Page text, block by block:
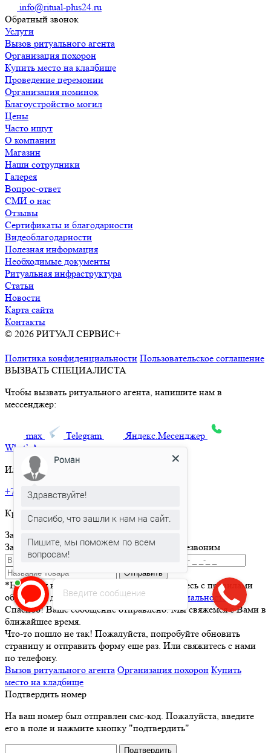
info@ritual-plus24.ru
Обратный звонок
Услуги
Вызов ритуального агента
Организация похорон
Купить место на кладбище
Проведение церемонии
Организация поминок
Благоустройство могил
Цены
Часто ищут
О компании
Магазин
Наши сотрудники
Галерея
Вопрос-ответ
СМИ о нас
Отзывы
Сертификаты и благодарности
Видеоблагодарности
Полезная информация
Необходимые документы
Ритуальная инфраструктура
Статьи
Новости
Карта сайта
Контакты
© 2026 РИТУАЛ СЕРВИС+
Политика конфиденциальности Пользовательское соглашение
ВЫЗВАТЬ СПЕЦИАЛИСТА
Чтобы вызвать ритуального агента, напишите нам в
мессенджер:
max Telegram
Яндекс.Месенджер
What’sApp
Или позвоните по телефону:
+7 495 150-36-47
Круглосуточная горячая линия
Заказать товар
Заполните и отправьте форму и мы вам перезвоним
Отправить
*Нажимая кнопку Отправить вы соглашаетесь с правилами
обработки данных и политикой конфиденциальности
Спасибо! Ваше сообщение отправлено. Мы свяжемся с Вами в
ближайшее время.
Что-то пошло не так! Пожалуйста, попробуйте обновить
страницу и отправить форму еще раз. Или свяжитесь с нами
по телефону.
Вызов ритуального агента Организация похорон Купить
место на кладбище
Подтвердить номер
На ваш номер был отправлен смс-код. Пожалуйста, введите
его в поле и нажмите кнопку "подтвердить"
Введите сообщение
Роман
Здравствуйте!
Спасибо, что зашли к нам на сайт.
Пишите, мы поможем по всем
вопросам!